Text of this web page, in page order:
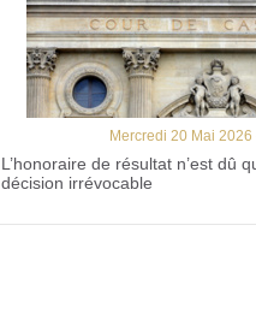
Mercredi 20 Mai 2026
L’honoraire de résultat n’est dû
décision irrévocable